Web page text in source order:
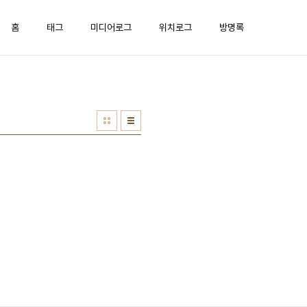
홈 태그 미디어로그 위치로그 방명록